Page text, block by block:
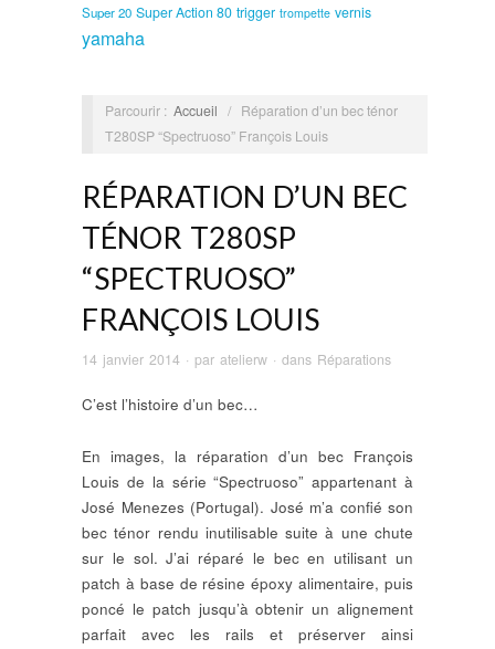
Super 20 Super Action 80 trigger trompette vernis
yamaha
Parcourir : Accueil / Réparation d’un bec ténor
T280SP “Spectruoso” François Louis
RÉPARATION D’UN BEC
TÉNOR T280SP
“SPECTRUOSO”
FRANÇOIS LOUIS
14 janvier 2014 · par atelierw · dans Réparations
C’est l’histoire d’un bec…
En images, la réparation d’un bec François
Louis de la série “Spectruoso” appartenant à
José Menezes (Portugal). José m’a confié son
bec ténor rendu inutilisable suite à une chute
sur le sol. J’ai réparé le bec en utilisant un
patch à base de résine époxy alimentaire, puis
poncé le patch jusqu’à obtenir un alignement
parfait avec les rails et préserver ainsi